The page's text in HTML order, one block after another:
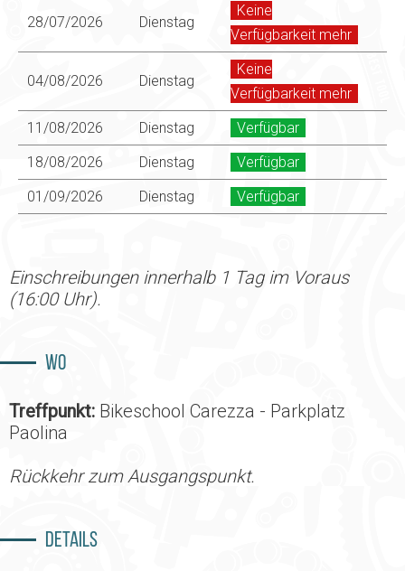
28/07/2026 Dienstag
Keine
Verfügbarkeit mehr
04/08/2026 Dienstag
Keine
Verfügbarkeit mehr
11/08/2026
Dienstag
Verfügbar
18/08/2026
Dienstag
Verfügbar
01/09/2026
Dienstag Verfügbar
Einschreibungen innerhalb 1 Tag im Voraus
(16:00 Uhr).
Wo
Treffpunkt: Bikeschool Carezza - Parkplatz
Paolina
Rückkehr zum Ausgangspunkt.
Details